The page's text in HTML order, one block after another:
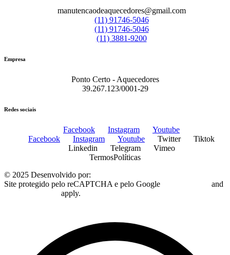
manutencaodeaquecedores@gmail.com
(11) 91746-5046
(11) 91746-5046
(11) 3881-9200
Empresa
Ponto Certo - Aquecedores
39.267.123/0001-29
Redes sociais
Facebook Instagram
Youtube
Facebook
Instagram Youtube Twitter
Tiktok
Linkedin
Telegram
Vimeo
TermosPolíticas
© 2025 Desenvolvido por:
Site protegido pelo reCAPTCHA e pelo Google
and
apply.